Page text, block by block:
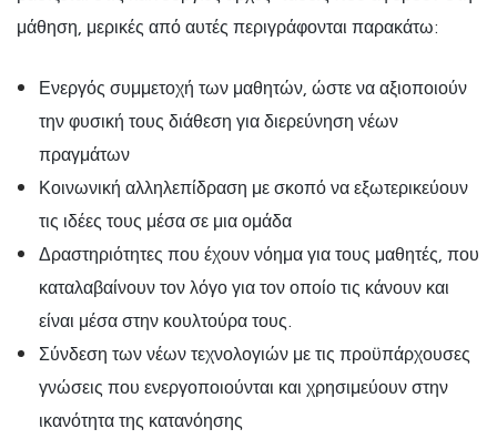
μάθηση, μερικές από αυτές περιγράφονται παρακάτω:
Ενεργός συμμετοχή των μαθητών, ώστε να αξιοποιούν
την φυσική τους διάθεση για διερεύνηση νέων
πραγμάτων
Κοινωνική αλληλεπίδραση με σκοπό να εξωτερικεύουν
τις ιδέες τους μέσα σε μια ομάδα
Δραστηριότητες που έχουν νόημα για τους μαθητές, που
καταλαβαίνουν τον λόγο για τον οποίο τις κάνουν και
είναι μέσα στην κουλτούρα τους.
Σύνδεση των νέων τεχνολογιών με τις προϋπάρχουσες
γνώσεις που ενεργοποιούνται και χρησιμεύουν στην
ικανότητα της κατανόησης